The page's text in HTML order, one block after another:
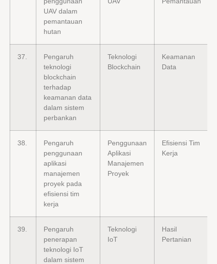
UAV dalam
pemantauan
hutan
37.
Pengaruh
teknologi
blockchain
terhadap
keamanan data
dalam sistem
perbankan
Teknologi
Blockchain
Keamanan
Data
38.
Pengaruh
penggunaan
aplikasi
manajemen
proyek pada
efisiensi tim
kerja
Penggunaan
Aplikasi
Manajemen
Proyek
Efisiensi Tim
Kerja
39.
Pengaruh
penerapan
teknologi IoT
dalam sistem
Teknologi
IoT
Hasil
Pertanian